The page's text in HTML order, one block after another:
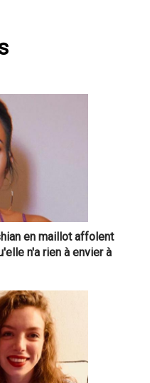
en maillot affolent
n'a rien à envier à